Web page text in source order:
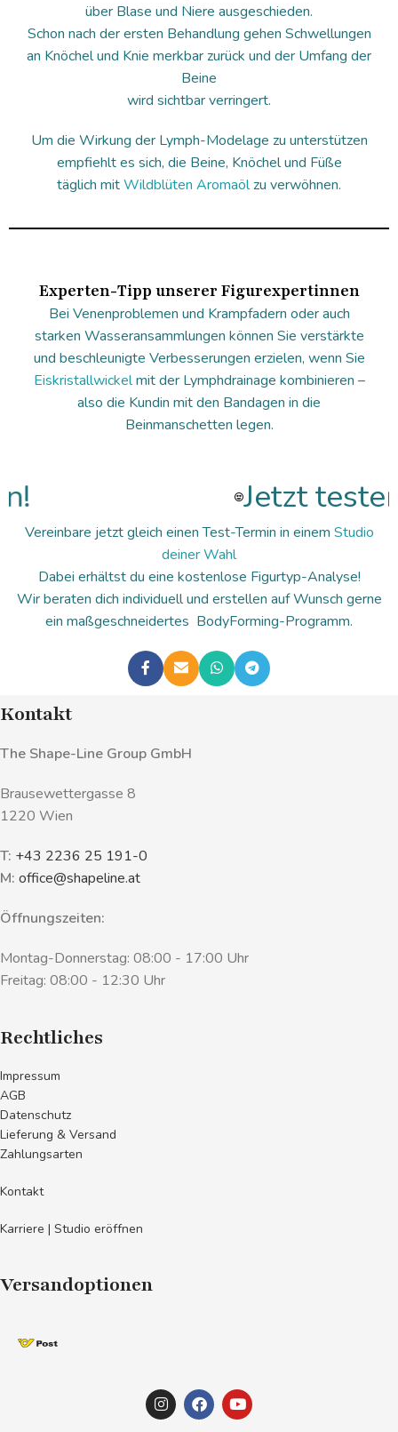
über Blase und Niere ausgeschieden.
Schon nach der ersten Behandlung gehen Schwellungen
an Knöchel und Knie merkbar zurück und der Umfang der
Beine
wird sichtbar verringert.
Um die Wirkung der Lymph-Modelage zu unterstützen
empfiehlt es sich, die Beine, Knöchel und Füße
täglich mitWildblüten Aromaölzu verwöhnen.
Experten-Tipp unserer Figurexpertinnen
Bei Venenproblemen und Krampfadern oder auch
starken Wasseransammlungen können Sie verstärkte
und beschleunigte Verbesserungen erzielen, wenn Sie
Eiskristallwickelmit der Lymphdrainage kombinieren –
also die Kundin mit den Bandagen in die
Beinmanschetten legen.
Jetzt
Vereinbare jetzt gleich einen Test-Termin in einem Studio
deiner Wahl
Dabei erhältst du eine kostenlose Figurtyp-Analyse!
Wir beraten dich individuell und erstellen auf Wunsch gerne
ein maßgeschneidertes BodyForming-Programm.
Kontakt
The Shape-Line Group GmbH
Brausewettergasse 8
1220 Wien
T: +43 2236 25 191-0
M: office@shapeline.at
Öffnungszeiten:
Montag-Donnerstag: 08:00 - 17:00 Uhr
Freitag: 08:00 - 12:30 Uhr
Rechtliches
Impressum
AGB
Datenschutz
Lieferung & Versand
Zahlungsarten
Kontakt
Karriere | Studio eröffnen
Versandoptionen